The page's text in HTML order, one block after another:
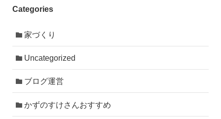
Categories
家づくり
Uncategorized
ブログ運営
かずのすけさんおすすめ